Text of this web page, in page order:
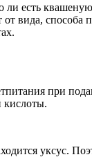
есть
вида, способа
при
кислоты.
уксус.